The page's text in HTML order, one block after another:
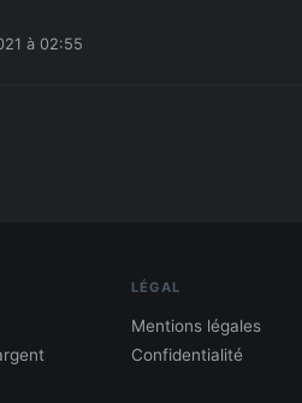
à 02:55
LÉGAL
Mentions légales
Confidentialité